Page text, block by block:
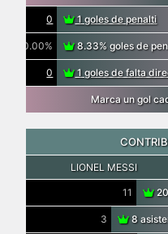
0 1 goles de penalti
0.00% 8.33% goles de
0 1 goles de falta
Marca un gol
LIONEL MESSI
11
3 8